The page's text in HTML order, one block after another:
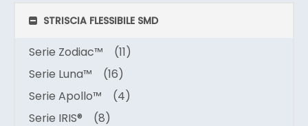
STRISCIA FLESSIBILE SMD
Serie Zodiac™
(11)
Serie Luna™
(16)
Serie Apollo™
(4)
Serie IRIS®
(8)